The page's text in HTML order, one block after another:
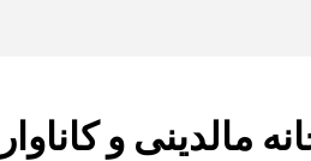
مالدینی و